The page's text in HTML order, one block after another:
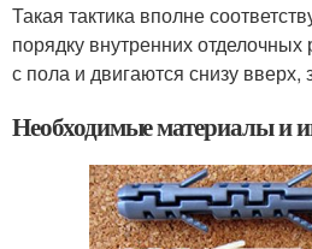
Такая тактика вполне
порядку внутренних
с пола и двигаются снизу
Необходимые материалы и